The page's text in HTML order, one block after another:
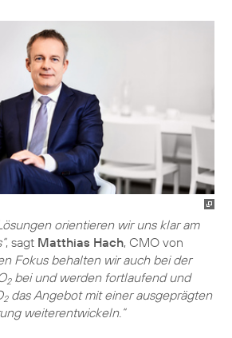
orientieren wir uns klar am
, sagt Matthias Hach, CMO von
Fokus behalten wir auch bei der
2bei und werden fortlaufend und
2das Angebot mit einer ausgeprägten
weiterentwickeln.“